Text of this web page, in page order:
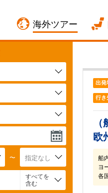
海外ツアー
〜 指定なし
すべてを
含む
出発
行き
欧
船
ヨ
各